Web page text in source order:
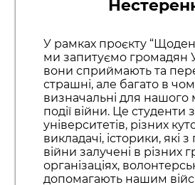
У рамках проєкту
ми запитуємо громадян
вони сприймають та
страшні, але багато в
визначальні для нашого
події війни. Це студенти
університетів, різних
викладачі, історики, які
війни залучені в різних
організаціях,
допомагають нашим